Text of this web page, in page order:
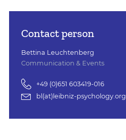
Contact person
Bettina Leuchtenberg
Communication & Events
+49 (0)651 603419-016
bl(at)leibniz-psychology.org